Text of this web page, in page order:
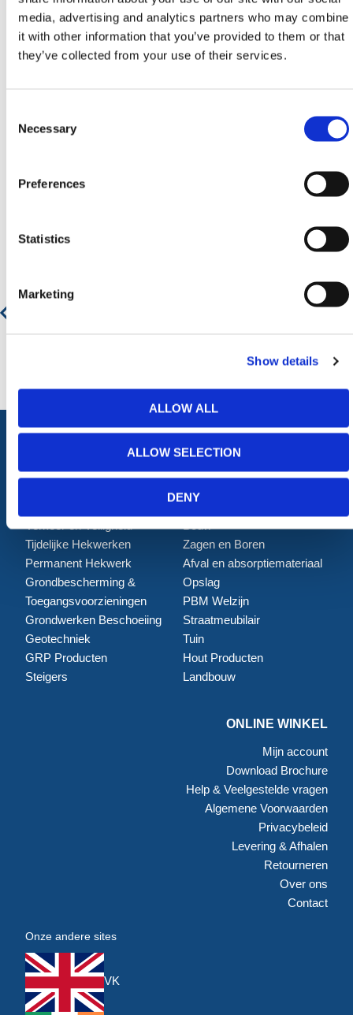
media, advertising and analytics partners who may combine
it with other information that you’ve provided to them or that
they’ve collected from your use of their services.
Selection
Necessary
Preferences
Statistics
Marketing
Show details
ALLOW ALL
ALLOW SELECTION
DENY
Heb je nog hulp nodig? Neem dan
contact op met HERMEQ.
Neem contact op door te e-mailen
ALLE CATEGORIEËN
Tijdelijke Hekwerken
Permanent Hekwerk
Grondbescherming &
Toegangsvoorzieningen
Grondwerken Beschoeiing
Geotechniek
GRP Producten
Steigers
Tillen en Transport
Zagen en Boren
Afval en absorptiemateriaal
Opslag
PBM Welzijn
Straatmeubilair
Tuin
Hout Producten
Landbouw
ONLINE WINKEL
Mijn account
Download Brochure
Help & Veelgestelde vragen
Algemene Voorwaarden
Privacybeleid
Levering & Afhalen
Retourneren
Over ons
Contact
Onze andere sites
VK